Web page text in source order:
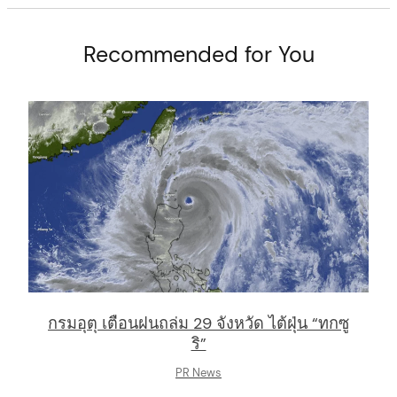
Recommended for You
กรมอุตุ เตือนฝนถล่ม 29 จังหวัด ไต้ฝุ่น “ทกซู
ริ”
PR News